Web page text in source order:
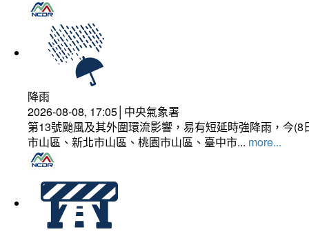
降雨
2026-08-08, 17:05│中央氣象署
第13號颱風及其外圍環流影響，易有短延時強降雨，今
市山區、新北市山區、桃園市山區、臺中市... more...